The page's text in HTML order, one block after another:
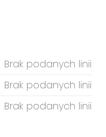
Brak podanych linii
Brak podanych linii
Brak podanych linii